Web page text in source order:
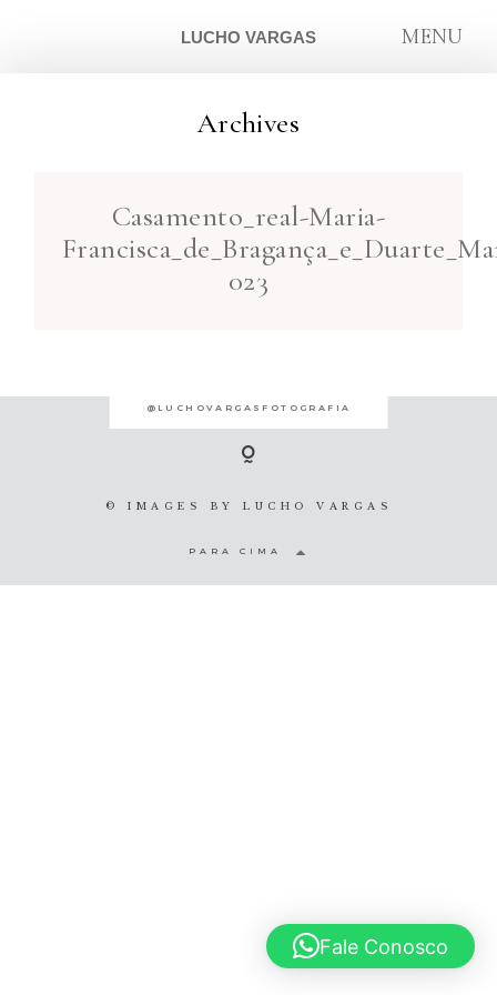
LUCHO VARGAS MENU
Archives
Casamento_real-Maria-
023
SOBRE
@LUCHOVARGASFOTOGRAFIA
© IMAGES BY LUCHO VARGAS
PARA CIMA
Fale Conosco